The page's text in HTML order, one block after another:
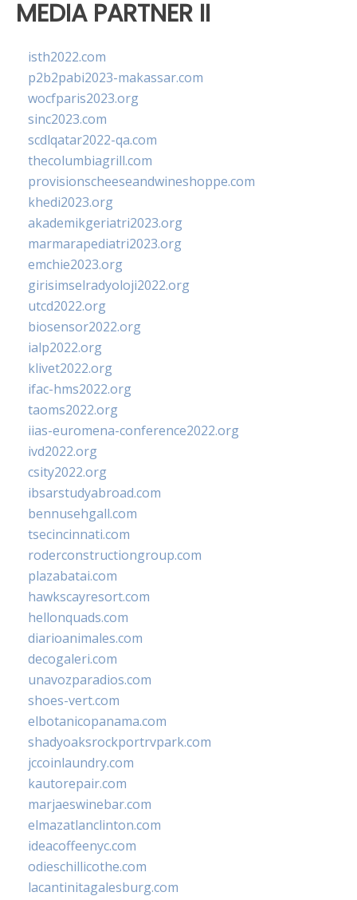
MEDIA PARTNER II
isth2022.com
p2b2pabi2023-makassar.com
wocfparis2023.org
sinc2023.com
scdlqatar2022-qa.com
thecolumbiagrill.com
provisionscheeseandwineshoppe.com
khedi2023.org
akademikgeriatri2023.org
marmarapediatri2023.org
emchie2023.org
girisimselradyoloji2022.org
utcd2022.org
biosensor2022.org
ialp2022.org
klivet2022.org
ifac-hms2022.org
taoms2022.org
iias-euromena-conference2022.org
ivd2022.org
csity2022.org
ibsarstudyabroad.com
bennusehgall.com
tsecincinnati.com
roderconstructiongroup.com
plazabatai.com
hawkscayresort.com
hellonquads.com
diarioanimales.com
decogaleri.com
unavozparadios.com
shoes-vert.com
elbotanicopanama.com
shadyoaksrockportrvpark.com
jccoinlaundry.com
kautorepair.com
marjaeswinebar.com
elmazatlanclinton.com
ideacoffeenyc.com
odieschillicothe.com
lacantinitagalesburg.com